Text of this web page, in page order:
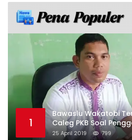
1
Bawaslu Wakatobi
Caleg PKB Soal
25 April 2019 799